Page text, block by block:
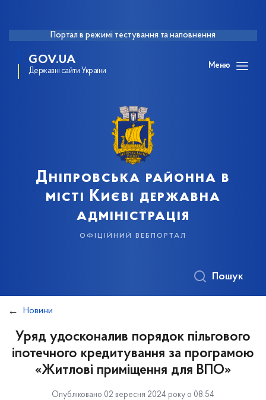
Портал в режимі тестування та наповнення
GOV.UA
Державні сайти України
Меню
Дніпровська районна в
місті Києві державна
адміністрація
офіційний вебпортал
Пошук
Новини
Уряд удосконалив порядок пільгового
іпотечного кредитування за програмою
«Житлові приміщення для ВПО»
Опубліковано 02 вересня 2024 року о 08:54